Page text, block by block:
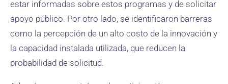
estar informadas sobre estos programas y de solicitar
apoyo público. Por otro lado, se identificaron barreras
como la percepción de un alto costo de la innovación y
la capacidad instalada utilizada, que reducen la
probabilidad de solicitud.